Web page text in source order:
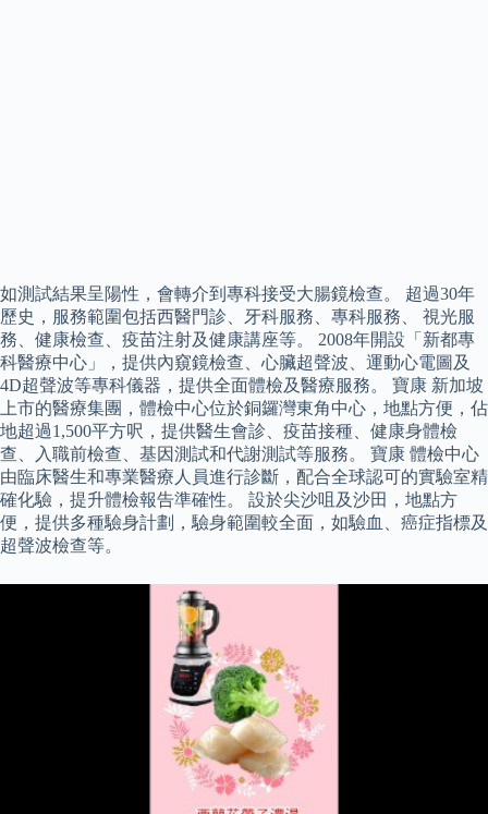
如測試結果呈陽性，會轉介到專科接受大腸鏡檢查。 超過30年
歷史，服務範圍包括西醫門診、牙科服務、專科服務、 視光服
務、健康檢查、疫苗注射及健康講座等。 2008年開設「新都專
科醫療中心」，提供內窺鏡檢查、心臟超聲波、運動心電圖及
4D超聲波等專科儀器，提供全面體檢及醫療服務。 寶康 新加坡
上市的醫療集團，體檢中心位於銅鑼灣東角中心，地點方便，佔
地超過1,500平方呎，提供醫生會診、疫苗接種、健康身體檢
查、入職前檢查、基因測試和代謝測試等服務。 寶康 體檢中心
由臨床醫生和專業醫療人員進行診斷，配合全球認可的實驗室精
確化驗，提升體檢報告準確性。 設於尖沙咀及沙田，地點方
便，提供多種驗身計劃，驗身範圍較全面，如驗血、癌症指標及
超聲波檢查等。